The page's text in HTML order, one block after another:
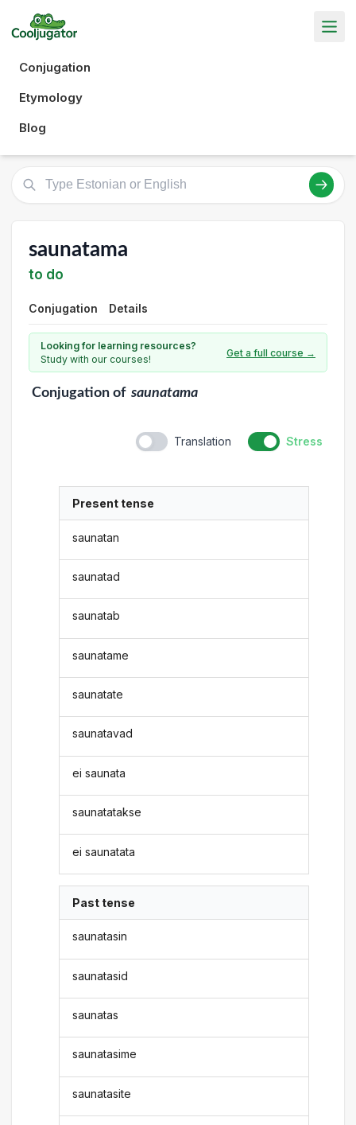
Conjugation
Etymology
Blog
saunatama
to do
Conjugation Details
Looking for learning resources?
Study with our courses!
Get a full course →
Conjugationof saunatama
Translation Stress
Present tense
saunatan
saunatad
saunatab
saunatame
saunatate
saunatavad
ei saunata
saunatatakse
ei saunatata
Past tense
saunatasin
saunatasid
saunatas
saunatasime
saunatasite